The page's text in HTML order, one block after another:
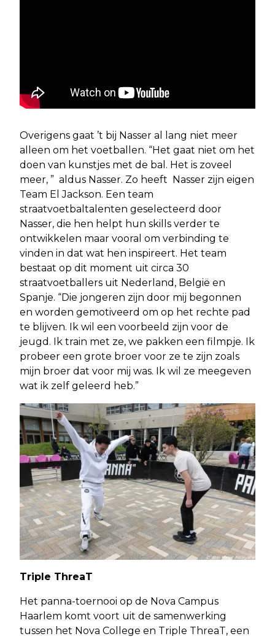
Overigens gaat ’t bij Nasser al lang niet meer
alleen om het voetballen. “Het gaat niet om het
doen van kunstjes met de bal. Het is zoveel
meer, ” aldus Nasser. Zo heeft Nasser zijn eigen
Team El Jackson. Een team
straatvoetbaltalenten geselecteerd door
Nasser, die hen helpt hun skills verder te
ontwikkelen maar vooral om verbinding te
vinden in dat wat hen inspireert. Het team
bestaat op dit moment uit circa 30
straatvoetballers uit Nederland, België en
Spanje. “Die jongeren zijn door mij begonnen
en worden gemotiveerd om op het rechte pad
te blijven. Ik wil een voorbeeld zijn voor de
jeugd. Ik train met ze, we pakken een filmpje. Ik
probeer een grote broer voor ze te zijn zoals
mijn broer dat voor mij was. Ik wil ze meegeven
wat ik zelf geleerd heb.”
Triple ThreaT
Het panna-toernooi op de Nova Campus
Haarlem komt voort uit de samenwerking
tussen het Nova College en Triple ThreaT, een